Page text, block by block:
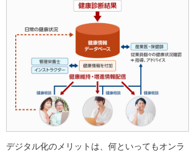
デジタル化のメリットは、何といってもオンラ